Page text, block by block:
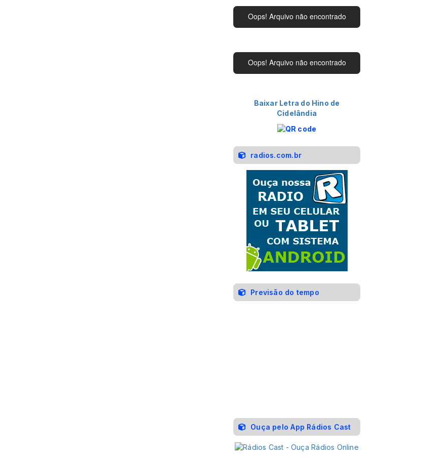
Baixar Letra do Hino de
Cidelândia
radios.com.br
Previsão do tempo
Ouça pelo App Rádios Cast